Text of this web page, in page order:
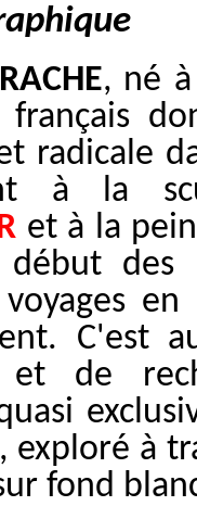
, né
français
radicale
à la
et à la
des
C'est
et de
exploré à
fond